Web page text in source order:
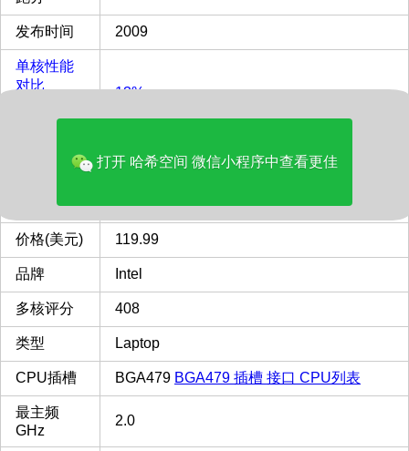
发布时间 2009
单核性能
对比
13900KF
13%
多核性能
13900KF
价格(美元) 119.99
品牌 Intel
多核评分 408
类型 Laptop
CPU插槽 BGA479 BGA479 插槽 接口 CPU列表
最主频
GHz
2.0
打开 哈希空间 微信小程序中查看更佳